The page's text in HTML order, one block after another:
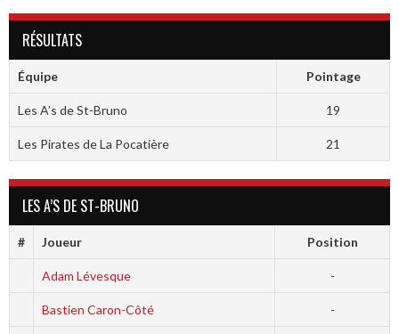
RÉSULTATS
Équipe Pointage
Les A’s de St-Bruno 19
Les Pirates de La Pocatière 21
LES A’S DE ST-BRUNO
# Joueur Position
Adam Lévesque -
Bastien Caron-Côté -